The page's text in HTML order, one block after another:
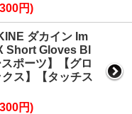
円)
ダカイン Im
Short Gloves Bl
ポーツ】【グロ
ス】【タッチス
円)